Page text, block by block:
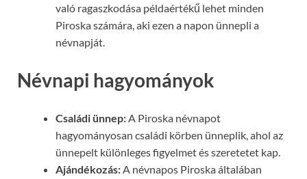
való ragaszkodása példaértékű lehet minden
Piroska számára, aki ezen a napon ünnepli a
névnapját.
Névnapi hagyományok
Családi ünnep:A Piroska névnapot
hagyományosan családi körben ünneplik, ahol az
ünnepelt különleges figyelmet és szeretetet kap.
Ajándékozás:A névnapos Piroska általában